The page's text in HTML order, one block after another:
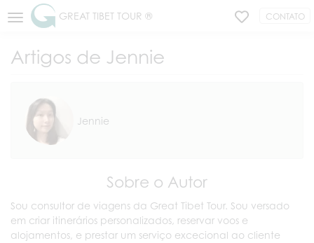
GREAT TIBET TOUR ® CONTATO
Artigos de Jennie
Jennie
Sobre o Autor
Sou consultor de viagens da Great Tibet Tour. Sou versado
em criar itinerários personalizados, reservar voos e
alojamentos, e prestar um serviço excecional ao cliente